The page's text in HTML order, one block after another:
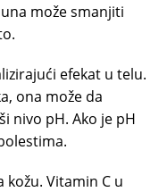
može smanjiti
efekat u telu.
ona može da
nivo pH. Ako je pH
kožu. Vitamin C u